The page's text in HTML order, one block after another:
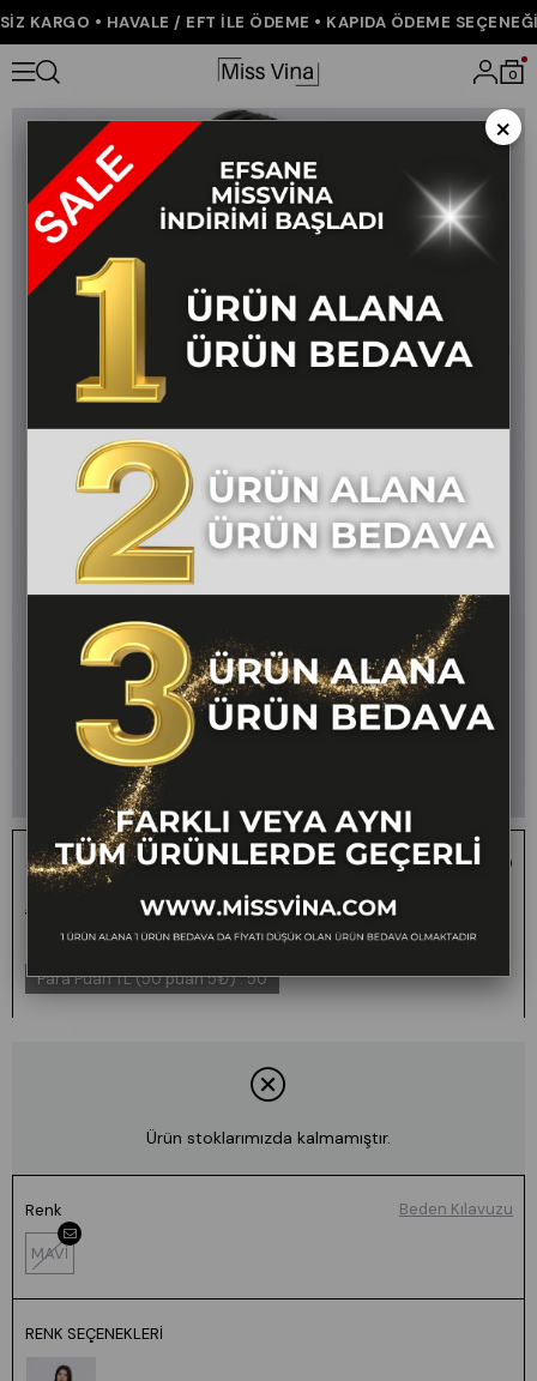
KARGO • HAVALE / EFT İLE ÖDEME • KAPIDA ÖDEME SEÇENEĞİ
0
Anasayfa YENİ GELENLER Çiçek Desenli Klasik Gömlek 70012
Çiçek Desenli Klasik Gömlek 70012
₺1.000,00 ₺499,00 50
1 ALANA 1 BEDAVA -
FARKLI VEYA AYNI TÜM
ÜRÜNLERDE GEÇERLİ
Para Puan TL (50 puan 5₺):50
Ürün stoklarımızda kalmamıştır.
Renk
MAVİ
Beden Kılavuzu
RENK SEÇENEKLERI
×